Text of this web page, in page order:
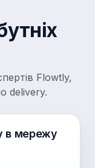
Flowtly,
delivery.
в мережу